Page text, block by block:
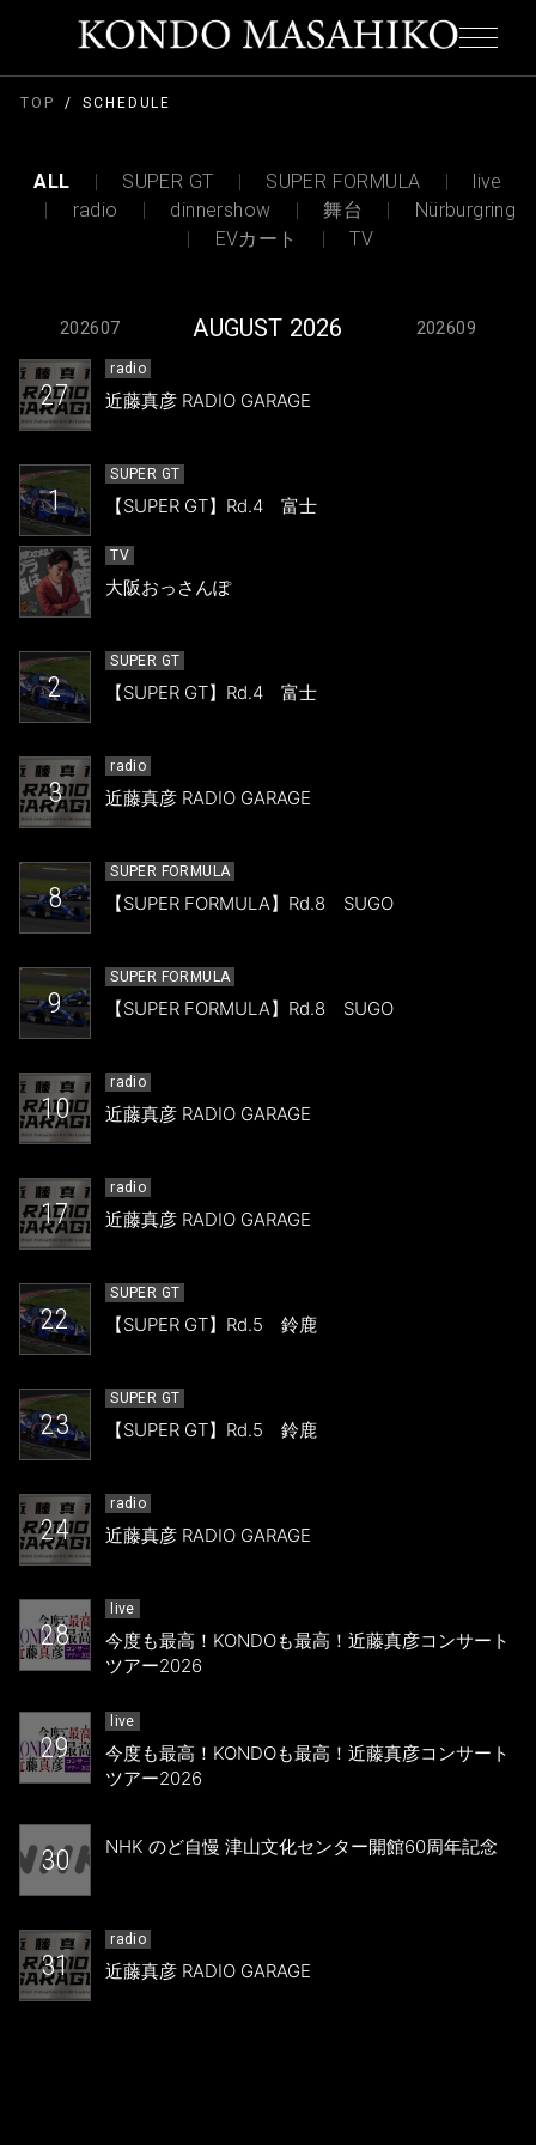
TOP SCHEDULE
ALL SUPER GT SUPER FORMULA
live
radio
dinnershow 舞台
Nürburgring
EVカート
TV
202607 AUGUST 2026 202609
27
radio
近藤真彦 RADIO GARAGE
1
SUPER GT
【SUPER GT】Rd.4 富士
TV
大阪おっさんぽ
2
SUPER GT
【SUPER GT】Rd.4 富士
3
radio
近藤真彦 RADIO GARAGE
8
SUPER FORMULA
【SUPER FORMULA】Rd.8 SUGO
9
SUPER FORMULA
【SUPER FORMULA】Rd.8 SUGO
10
radio
近藤真彦 RADIO GARAGE
17
radio
近藤真彦 RADIO GARAGE
22
SUPER GT
【SUPER GT】Rd.5 鈴鹿
23
SUPER GT
【SUPER GT】Rd.5 鈴鹿
24
radio
近藤真彦 RADIO GARAGE
28
live
今度も最高！KONDOも最高！近藤真彦コンサート
ツアー2026
29
live
今度も最高！KONDOも最高！近藤真彦コンサート
ツアー2026
30 NHK のど自慢 津山文化センター開館60周年記念
31
radio
近藤真彦 RADIO GARAGE